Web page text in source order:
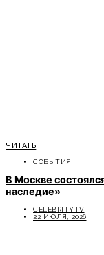
ЧИТАТЬ
СОБЫТИЯ
В Москве
наследие»
CELEBRITYTV
22 ИЮЛЯ, 2026